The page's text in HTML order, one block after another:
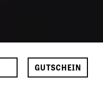
GUTSCHEIN